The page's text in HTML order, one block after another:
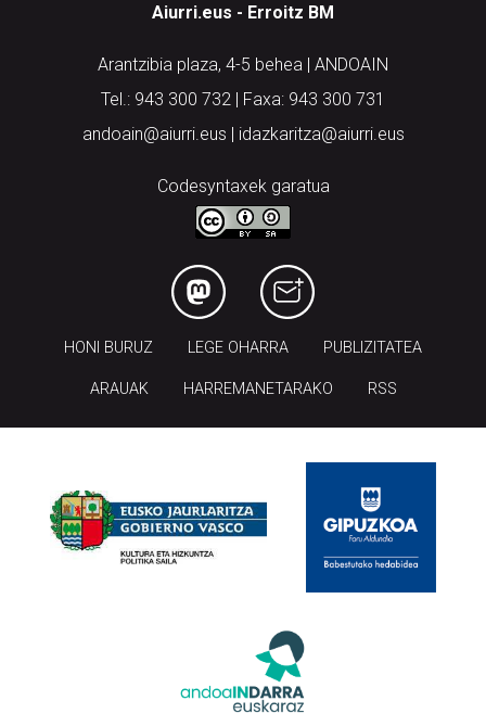
Aiurri.eus - Erroitz BM
Arantzibia plaza, 4-5 behea | ANDOAIN
Tel.: 943 300 732 | Faxa: 943 300 731
andoain@aiurri.eus | idazkaritza@aiurri.eus
Codesyntaxek garatua
HONI BURUZ LEGE OHARRA PUBLIZITATEA
ARAUAK HARREMANETARAKO RSS